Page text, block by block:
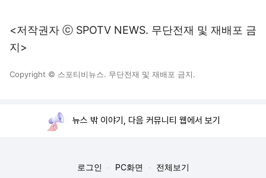
<저작권자 ⓒ SPOTV NEWS. 무단전재 및 재배포 금
지>
Copyright © 스포티비뉴스. 무단전재 및 재배포 금지.
뉴스 밖 이야기, 다음 커뮤니티 웹에서 보기
로그인 PC화면 전체보기